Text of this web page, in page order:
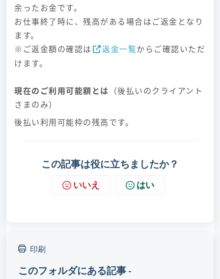
余ったお金です。
お仕事終了時に、残高がある場合はご返金となり
ます。
※ご返金額の確認は
返金一覧からご確認いただ
けます。
現在のご利用可能額とは （後払いのクライアント
さまのみ）
後払い利用可能枠の残高です。
この記事は役に立ちましたか？
いいえ はい
印刷
このフォルダにある記事 -